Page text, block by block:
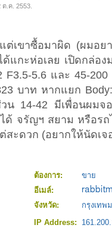
.ค. 2553.
เขาซื้อมาผิด (ผมอ
แกะห่อเลย เปิดกล่อ
F3.5-5.6 และ 45-
บาท หากแยก
น 14-42 มีเพื่อนผมจ
ด้ จรัญฯ สยาม หรือร
สะดวก (อยากให้นัดเจ
ต้องการ:
ขาย
อีเมล์:
จังหวัด:
กรุงเทพ
IP Address: